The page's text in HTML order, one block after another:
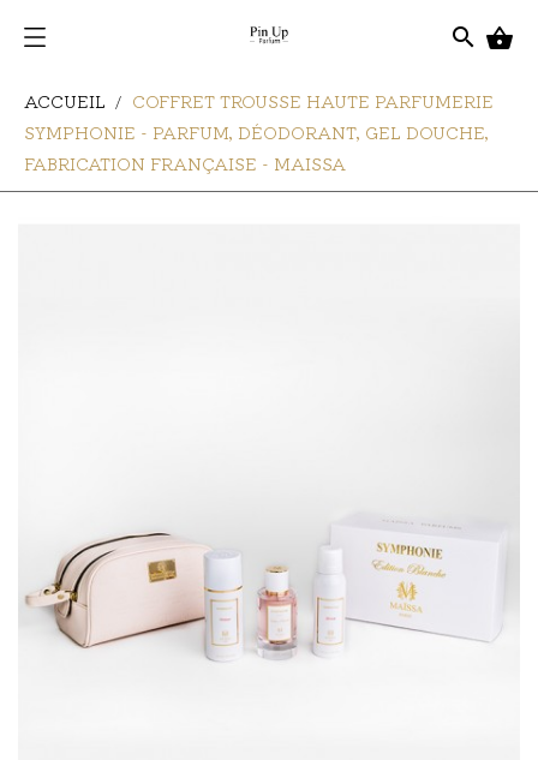

search
ACCUEIL
COFFRET TROUSSE HAUTE PARFUMERIE
SYMPHONIE - PARFUM, DÉODORANT, GEL DOUCHE,
FABRICATION FRANÇAISE - MAISSA